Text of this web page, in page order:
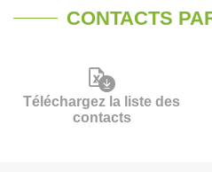
CONTACTS
Téléchargez la liste des
contacts